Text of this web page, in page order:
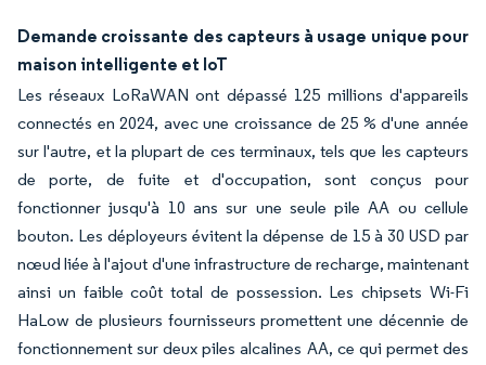
Demande croissante des capteurs à usage unique pour
maison intelligente et IoT
Les réseaux LoRaWAN ont dépassé 125 millions d'appareils
connectés en 2024, avec une croissance de 25 % d'une année
sur l'autre, et la plupart de ces terminaux, tels que les capteurs
de porte, de fuite et d'occupation, sont conçus pour
fonctionner jusqu'à 10 ans sur une seule pile AA ou cellule
bouton. Les déployeurs évitent la dépense de 15 à 30 USD par
nœud liée à l'ajout d'une infrastructure de recharge, maintenant
ainsi un faible coût total de possession. Les chipsets Wi-Fi
HaLow de plusieurs fournisseurs promettent une décennie de
fonctionnement sur deux piles alcalines AA, ce qui permet des